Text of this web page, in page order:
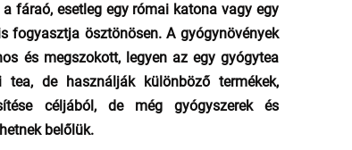
fáraó, esetleg egy római katona vagy egy
fogyasztja ösztönösen. A gyógynövények
és megszokott, legyen az egy gyógytea
de használják különböző termékek,
céljából, de még gyógyszerek és
belőlük.